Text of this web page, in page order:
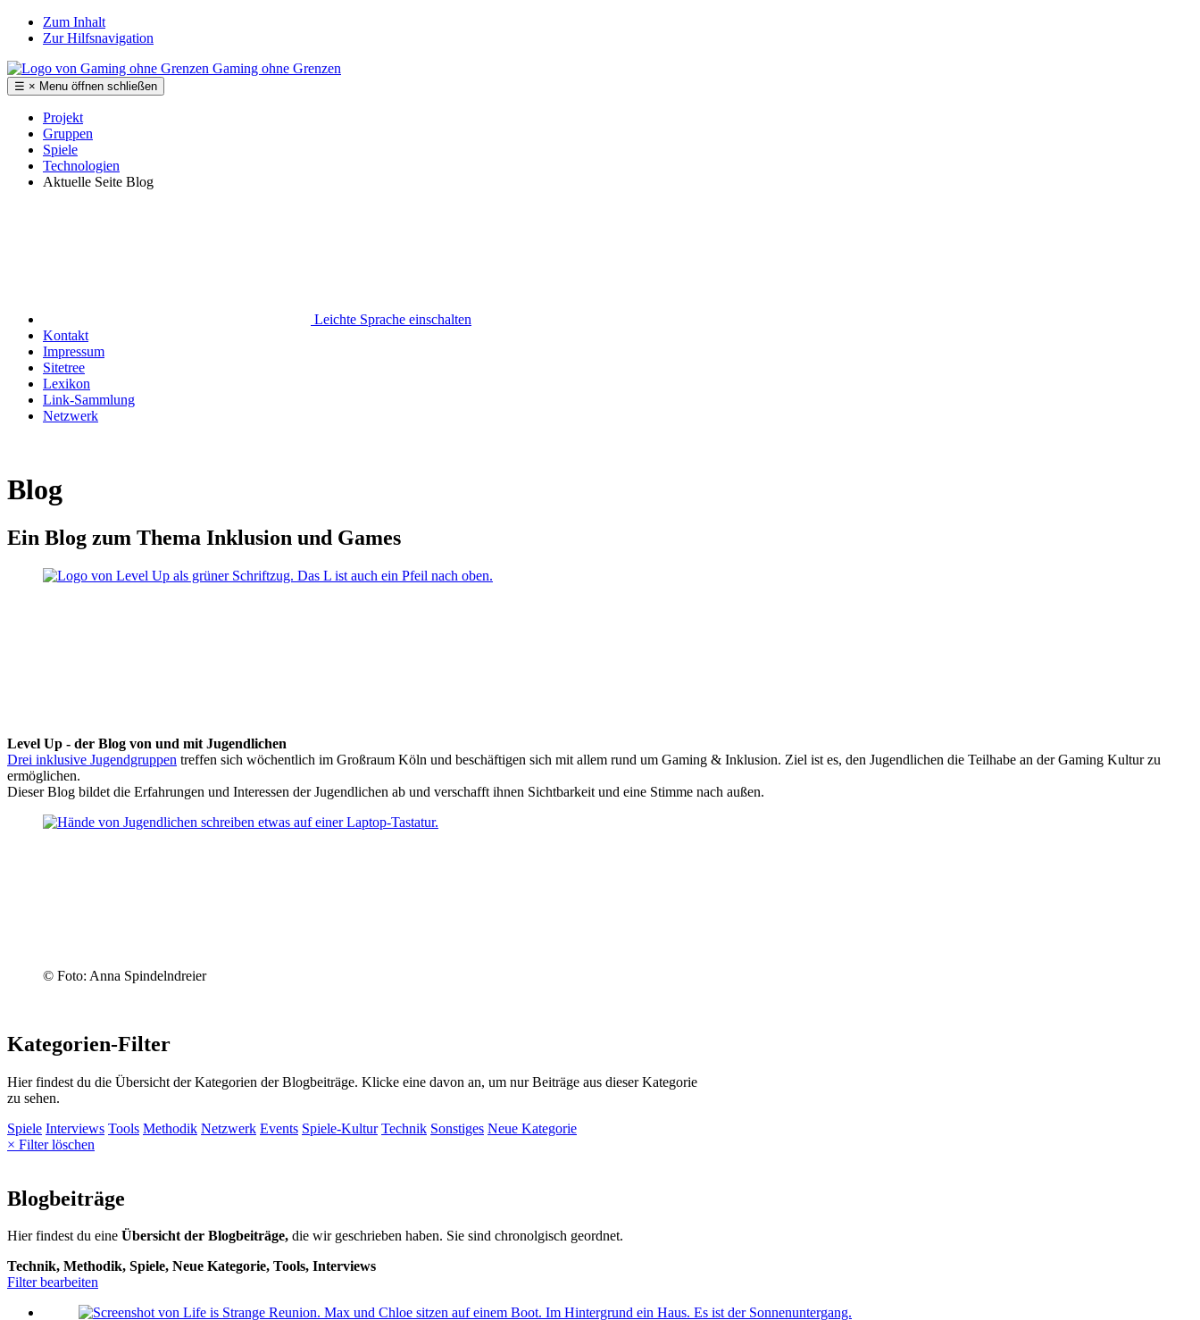
Zum Inhalt
Zur Hilfsnavigation
Gaming ohne Grenzen
☰ × Menu öffnen schließen
Projekt
Gruppen
Spiele
Technologien
Aktuelle Seite Blog
Leichte Sprache einschalten
Kontakt
Impressum
Sitetree
Lexikon
Link-Sammlung
Netzwerk
Blog
Ein Blog zum Thema Inklusion und Games
Level Up - der Blog von und mit Jugendlichen
Drei inklusive Jugendgruppen treffen sich wöchentlich im Großraum Köln und beschäftigen sich mit allem rund um Gaming & Inklusion. Ziel ist es, den Jugendlichen die Teilhabe an der Gaming Kultur zu
ermöglichen.
Dieser Blog bildet die Erfahrungen und Interessen der Jugendlichen ab und verschafft ihnen Sichtbarkeit und eine Stimme nach außen.
© Foto: Anna Spindelndreier
Kategorien-Filter
Hier findest du die Übersicht der Kategorien der Blogbeiträge. Klicke eine davon an, um nur Beiträge aus dieser Kategorie
zu sehen.
Spiele Interviews Tools Methodik Netzwerk Events Spiele-Kultur Technik Sonstiges Neue Kategorie
× Filter löschen
Blogbeiträge
Hier findest du eine Übersicht der Blogbeiträge, die wir geschrieben haben. Sie sind chronolgisch geordnet.
Technik, Methodik, Spiele, Neue Kategorie, Tools, Interviews
Filter bearbeiten